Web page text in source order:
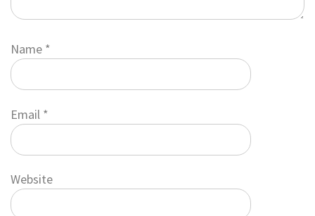
Name *
Email *
Website